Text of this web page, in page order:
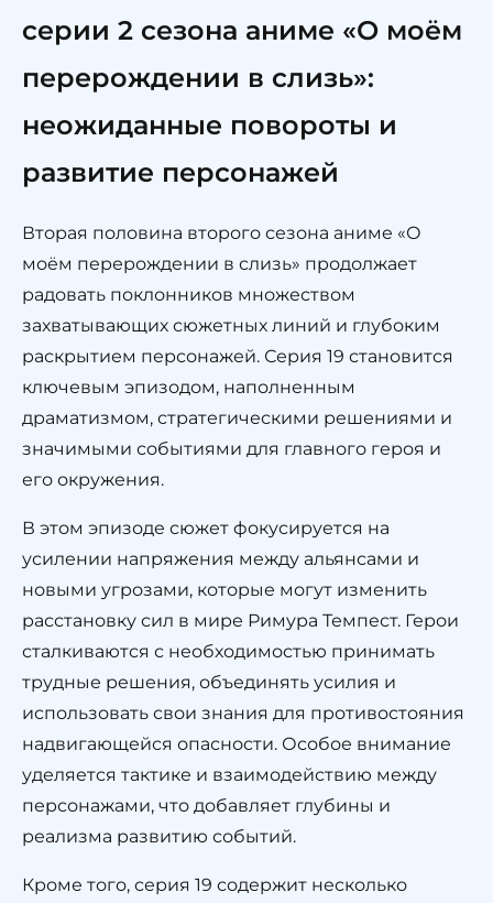
серии 2 сезона аниме «О моём
перерождении в слизь»:
неожиданные повороты и
развитие персонажей
Вторая половина второго сезона аниме «О
моём перерождении в слизь» продолжает
радовать поклонников множеством
захватывающих сюжетных линий и глубоким
раскрытием персонажей. Серия 19 становится
ключевым эпизодом, наполненным
драматизмом, стратегическими решениями и
значимыми событиями для главного героя и
его окружения.
В этом эпизоде сюжет фокусируется на
усилении напряжения между альянсами и
новыми угрозами, которые могут изменить
расстановку сил в мире Римура Темпест. Герои
сталкиваются с необходимостью принимать
трудные решения, объединять усилия и
использовать свои знания для противостояния
надвигающейся опасности. Особое внимание
уделяется тактике и взаимодействию между
персонажами, что добавляет глубины и
реализма развитию событий.
Кроме того, серия 19 содержит несколько